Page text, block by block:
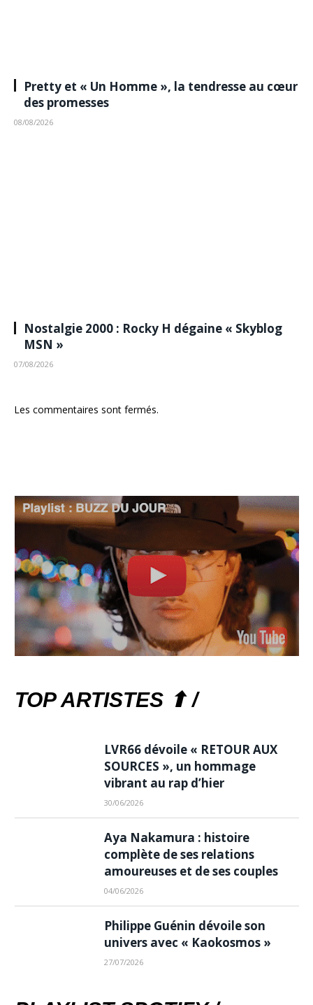
Pretty et « Un Homme », la tendresse au cœur
des promesses
08/08/2026
Nostalgie 2000 : Rocky H dégaine « Skyblog
MSN »
07/08/2026
Les commentaires sont fermés.
TOP ARTISTES ⬆ /
LVR66 dévoile « RETOUR AUX
SOURCES », un hommage
vibrant au rap d’hier
30/06/2026
Aya Nakamura : histoire
complète de ses relations
amoureuses et de ses couples
04/06/2026
Philippe Guénin dévoile son
univers avec « Kaokosmos »
27/07/2026